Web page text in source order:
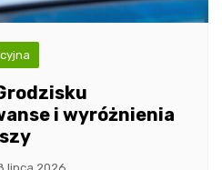
i wyróżnienia